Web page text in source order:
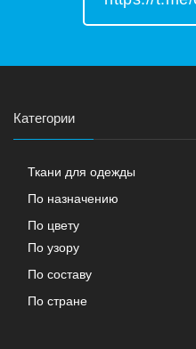
Категории
Ткани для одежды
По назначению
По цвету
По узору
По составу
По стране